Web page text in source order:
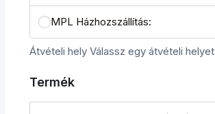
MPL Házhozszállítás:
Átvételi hely Válassz egy átvételi helyet
Termék